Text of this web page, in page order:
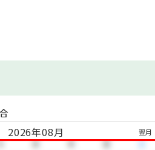
ださいませ。
2026年08月 翌月